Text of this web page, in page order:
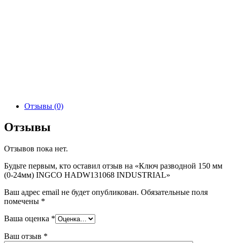
Отзывы (0)
Отзывы
Отзывов пока нет.
Будьте первым, кто оставил отзыв на «Ключ разводной 150 мм
(0-24мм) INGCO HADW131068 INDUSTRIAL»
Ваш адрес email не будет опубликован. Обязательные поля
помечены *
Ваша оценка *
Ваш отзыв *